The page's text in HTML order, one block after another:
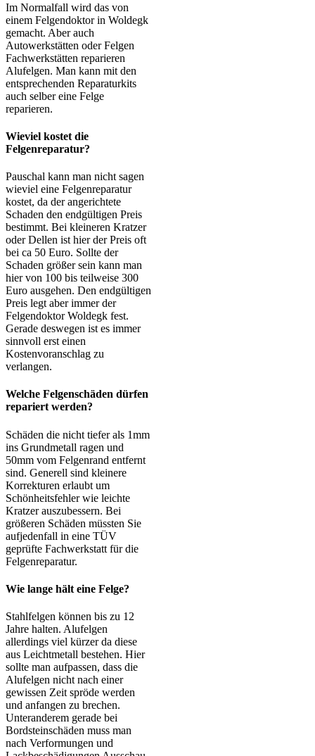
Im Normalfall wird das von
einem Felgendoktor in Woldegk
gemacht. Aber auch
Autowerkstätten oder Felgen
Fachwerkstätten reparieren
Alufelgen. Man kann mit den
entsprechenden Reparaturkits
auch selber eine Felge
reparieren.
Wieviel kostet die
Felgenreparatur?
Pauschal kann man nicht sagen
wieviel eine Felgenreparatur
kostet, da der angerichtete
Schaden den endgültigen Preis
bestimmt. Bei kleineren Kratzer
oder Dellen ist hier der Preis oft
bei ca 50 Euro. Sollte der
Schaden größer sein kann man
hier von 100 bis teilweise 300
Euro ausgehen. Den endgültigen
Preis legt aber immer der
Felgendoktor Woldegk fest.
Gerade deswegen ist es immer
sinnvoll erst einen
Kostenvoranschlag zu
verlangen.
Welche Felgenschäden dürfen
repariert werden?
Schäden die nicht tiefer als 1mm
ins Grundmetall ragen und
50mm vom Felgenrand entfernt
sind. Generell sind kleinere
Korrekturen erlaubt um
Schönheitsfehler wie leichte
Kratzer auszubessern. Bei
größeren Schäden müssten Sie
aufjedenfall in eine TÜV
geprüfte Fachwerkstatt für die
Felgenreparatur.
Wie lange hält eine Felge?
Stahlfelgen können bis zu 12
Jahre halten. Alufelgen
allerdings viel kürzer da diese
aus Leichtmetall bestehen. Hier
sollte man aufpassen, dass die
Alufelgen nicht nach einer
gewissen Zeit spröde werden
und anfangen zu brechen.
Unteranderem gerade bei
Bordsteinschäden muss man
nach Verformungen und